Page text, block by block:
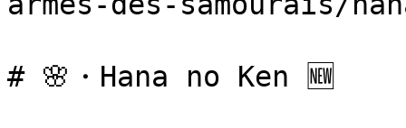
# 🌸・Hana no Ken 🆕